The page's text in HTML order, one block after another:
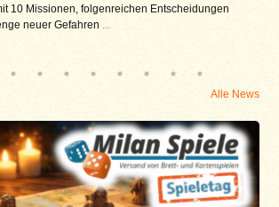
10 Missionen, folgenreichen Entscheidungen
neuer Gefahren
Alle News